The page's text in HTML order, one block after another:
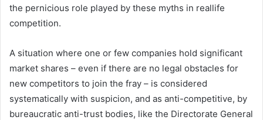
the pernicious role played by these myths in reallife
competition.
A situation where one or few companies hold significant
market shares – even if there are no legal obstacles for
new competitors to join the fray – is considered
systematically with suspicion, and as anti-competitive, by
bureaucratic anti-trust bodies, like the Directorate General